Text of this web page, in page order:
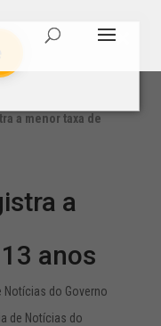
a menor taxa de
a
anos
Notícias do Governo
de Notícias do